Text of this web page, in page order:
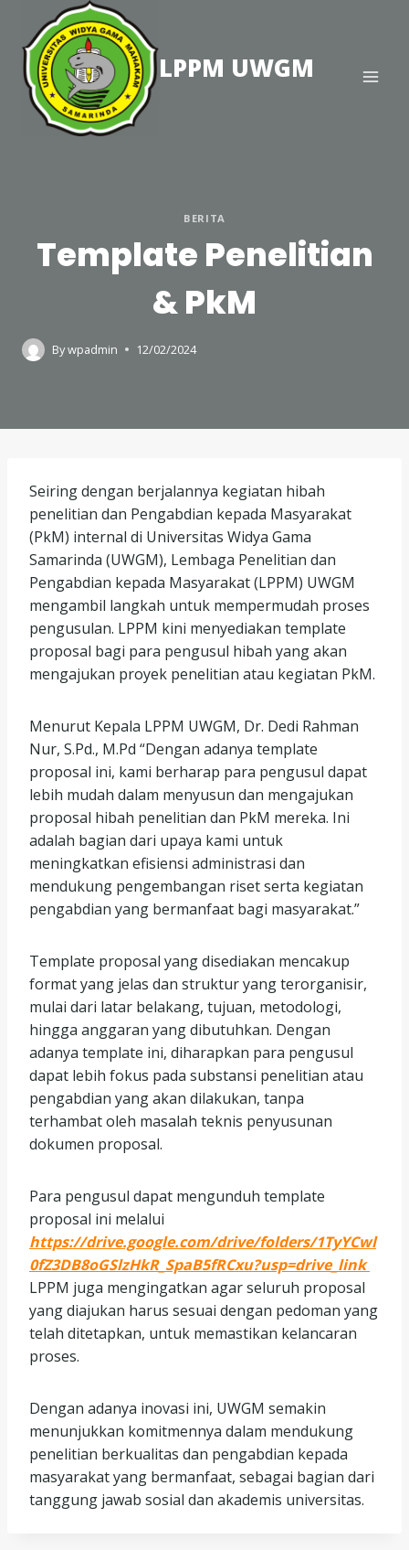
content
LPPM UWGM
BERITA
Template Penelitian
& PkM
Bywpadmin 12/02/2024
Seiring dengan berjalannya kegiatan hibah
penelitian dan Pengabdian kepada Masyarakat
(PkM) internal di Universitas Widya Gama
Samarinda (UWGM), Lembaga Penelitian dan
Pengabdian kepada Masyarakat (LPPM) UWGM
mengambil langkah untuk mempermudah proses
pengusulan. LPPM kini menyediakan template
proposal bagi para pengusul hibah yang akan
mengajukan proyek penelitian atau kegiatan PkM.
Menurut Kepala LPPM UWGM, Dr. Dedi Rahman
Nur, S.Pd., M.Pd “Dengan adanya template
proposal ini, kami berharap para pengusul dapat
lebih mudah dalam menyusun dan mengajukan
proposal hibah penelitian dan PkM mereka. Ini
adalah bagian dari upaya kami untuk
meningkatkan efisiensi administrasi dan
mendukung pengembangan riset serta kegiatan
pengabdian yang bermanfaat bagi masyarakat.”
Template proposal yang disediakan mencakup
format yang jelas dan struktur yang terorganisir,
mulai dari latar belakang, tujuan, metodologi,
hingga anggaran yang dibutuhkan. Dengan
adanya template ini, diharapkan para pengusul
dapat lebih fokus pada substansi penelitian atau
pengabdian yang akan dilakukan, tanpa
terhambat oleh masalah teknis penyusunan
dokumen proposal.
Para pengusul dapat mengunduh template
proposal ini melalui
https://drive.google.com/drive/folders/1TyYCwl
0fZ3DB8oGSlzHkR_SpaB5fRCxu?usp=drive_link
LPPM juga mengingatkan agar seluruh proposal
yang diajukan harus sesuai dengan pedoman yang
telah ditetapkan, untuk memastikan kelancaran
proses.
Dengan adanya inovasi ini, UWGM semakin
menunjukkan komitmennya dalam mendukung
penelitian berkualitas dan pengabdian kepada
masyarakat yang bermanfaat, sebagai bagian dari
tanggung jawab sosial dan akademis universitas.